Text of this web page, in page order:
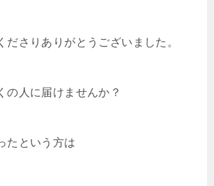
ださりありがとうございました。
の人に届けませんか？
たという方は